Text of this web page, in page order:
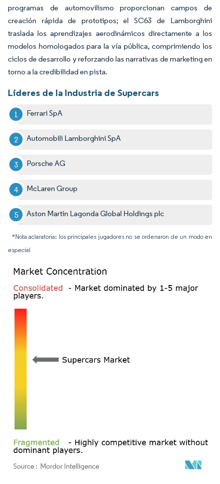
programas de automovilismo proporcionan campos de
creación rápida de prototipos; el SC63 de Lamborghini
traslada los aprendizajes aerodinámicos directamente a los
modelos homologados para la vía pública, comprimiendo los
ciclos de desarrollo y reforzando las narrativas de marketing en
torno a la credibilidad en pista.
Líderes de la Industria de Supercars
Ferrari SpA
Automobili Lamborghini SpA
Porsche AG
McLaren Group
Aston Martin Lagonda Global Holdings plc
*Nota aclaratoria: los principales jugadores no se ordenaron de un modo en
especial